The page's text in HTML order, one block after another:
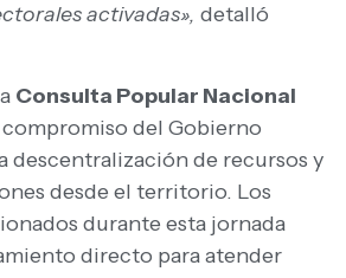
activadas», detalló
Consulta Popular Nacional
del Gobierno
descentralización de recursos y
desde el territorio. Los
durante esta jornada
directo para atender